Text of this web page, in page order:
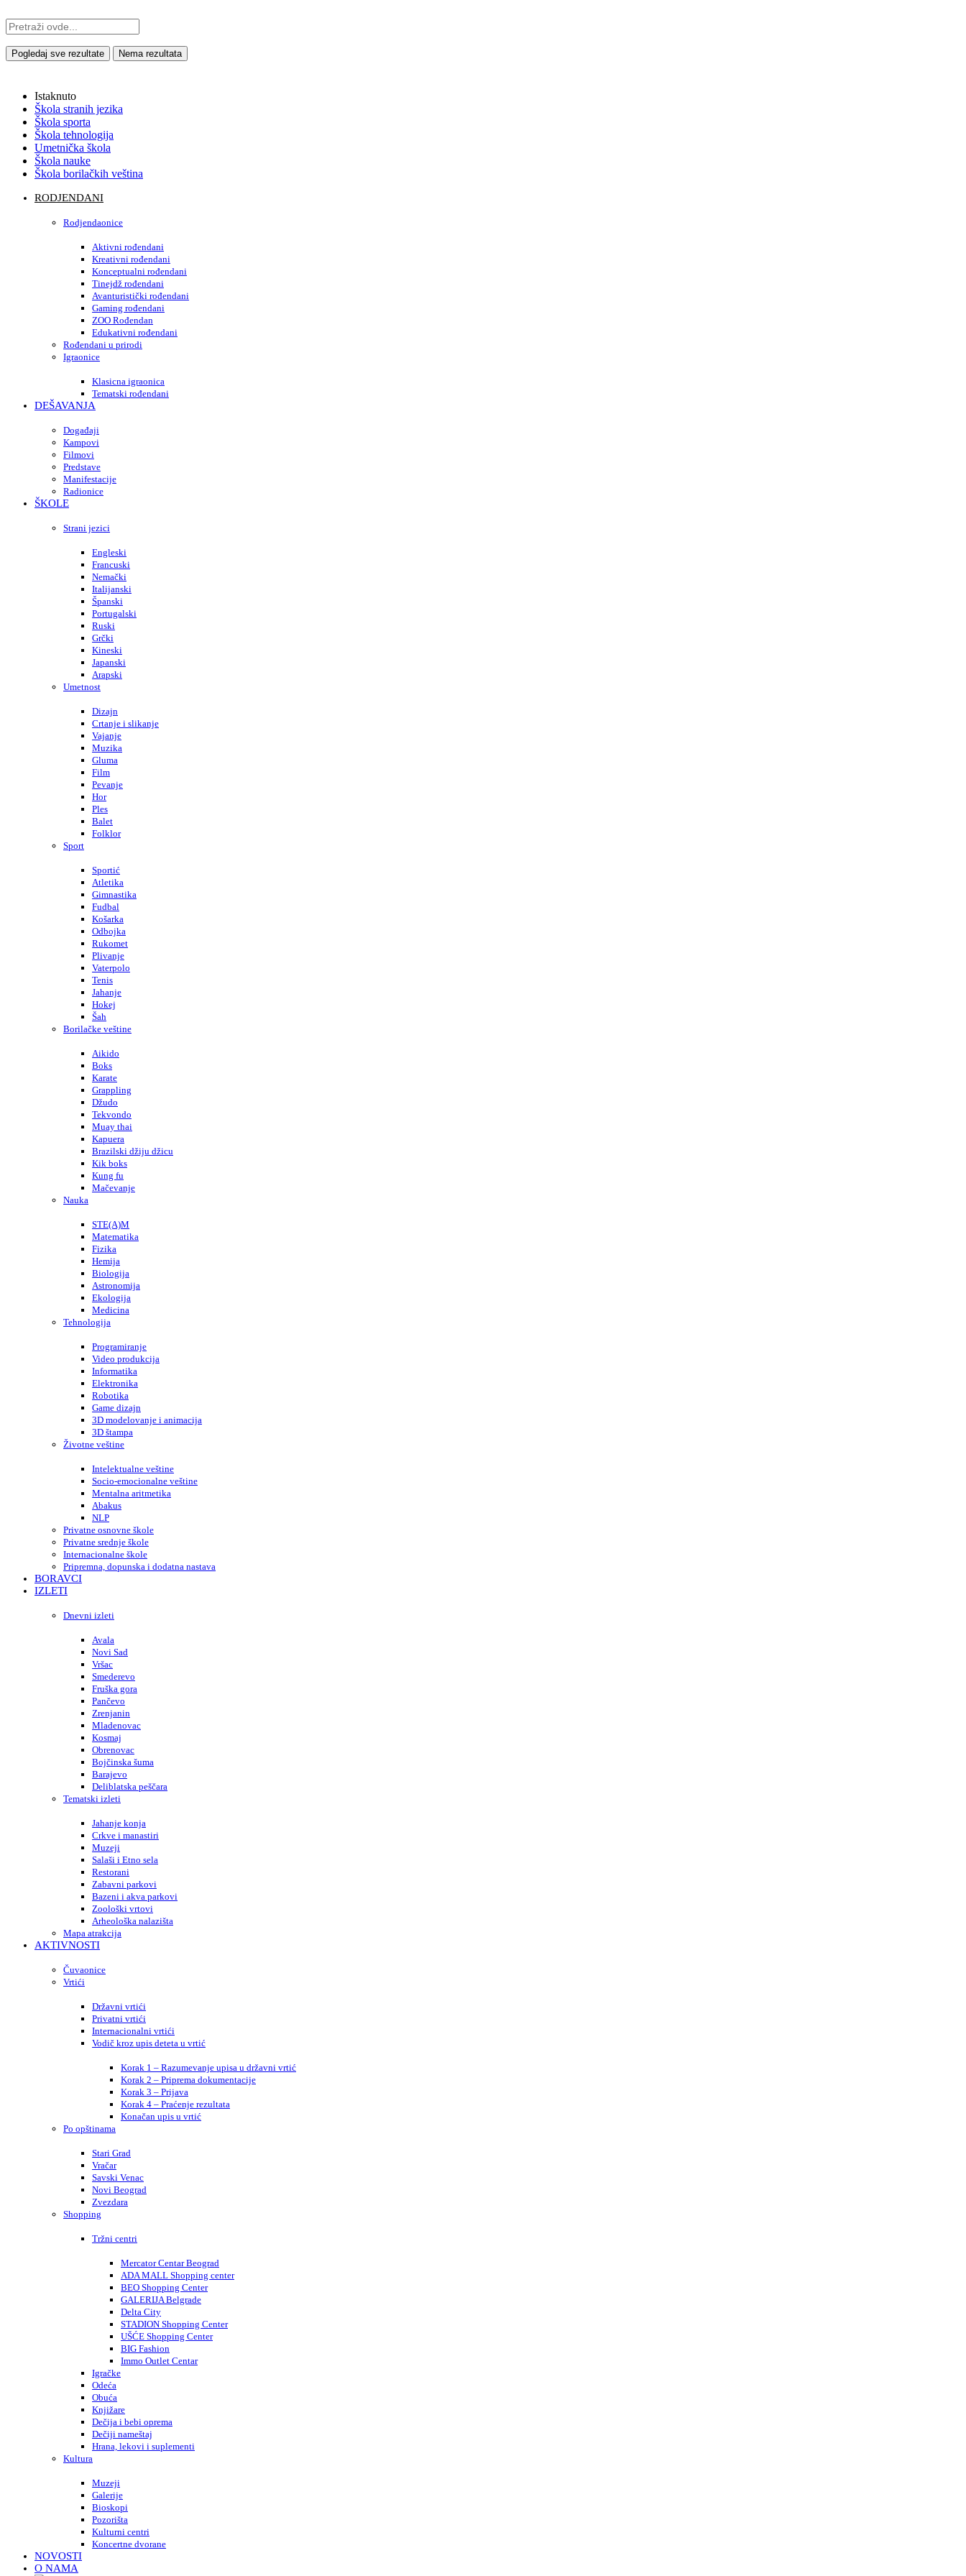
Pogledaj sve rezultate Nema rezultata
Istaknuto
Škola stranih jezika
Škola sporta
Škola tehnologija
Umetnička škola
Škola nauke
Škola borilačkih veština
RODJENDANI
Rodjendaonice
Aktivni rođendani
Kreativni rođendani
Konceptualni rođendani
Tinejdž rođendani
Avanturistički rođendani
Gaming rođendani
ZOO Rođendan
Edukativni rođendani
Rođendani u prirodi
Igraonice
Klasicna igraonica
Tematski rođendani
DEŠAVANJA
Događaji
Kampovi
Filmovi
Predstave
Manifestacije
Radionice
ŠKOLE
Strani jezici
Engleski
Francuski
Nemački
Italijanski
Španski
Portugalski
Ruski
Grčki
Kineski
Japanski
Arapski
Umetnost
Dizajn
Crtanje i slikanje
Vajanje
Muzika
Gluma
Film
Pevanje
Hor
Ples
Balet
Folklor
Sport
Sportić
Atletika
Gimnastika
Fudbal
Košarka
Odbojka
Rukomet
Plivanje
Vaterpolo
Tenis
Jahanje
Hokej
Šah
Borilačke veštine
Aikido
Boks
Karate
Grappling
Džudo
Tekvondo
Muay thai
Kapuera
Brazilski džiju džicu
Kik boks
Kung fu
Mačevanje
Nauka
STE(A)M
Matematika
Fizika
Hemija
Biologija
Astronomija
Ekologija
Medicina
Tehnologija
Programiranje
Video produkcija
Informatika
Elektronika
Robotika
Game dizajn
3D modelovanje i animacija
3D štampa
Životne veštine
Intelektualne veštine
Socio-emocionalne veštine
Mentalna aritmetika
Abakus
NLP
Privatne osnovne škole
Privatne srednje škole
Internacionalne škole
Pripremna, dopunska i dodatna nastava
BORAVCI
IZLETI
Dnevni izleti
Avala
Novi Sad
Vršac
Smederevo
Fruška gora
Pančevo
Zrenjanin
Mladenovac
Kosmaj
Obrenovac
Bojčinska šuma
Barajevo
Deliblatska peščara
Tematski izleti
Jahanje konja
Crkve i manastiri
Muzeji
Salaši i Etno sela
Restorani
Zabavni parkovi
Bazeni i akva parkovi
Zoološki vrtovi
Arheološka nalazišta
Mapa atrakcija
AKTIVNOSTI
Čuvaonice
Vrtići
Državni vrtići
Privatni vrtići
Internacionalni vrtići
Vodič kroz upis deteta u vrtić
Korak 1 – Razumevanje upisa u državni vrtić
Korak 2 – Priprema dokumentacije
Korak 3 – Prijava
Korak 4 – Praćenje rezultata
Konačan upis u vrtić
Po opštinama
Stari Grad
Vračar
Savski Venac
Novi Beograd
Zvezdara
Shopping
Tržni centri
Mercator Centar Beograd
ADA MALL Shopping center
BEO Shopping Center
GALERIJA Belgrade
Delta City
STADION Shopping Center
UŠĆE Shopping Center
BIG Fashion
Immo Outlet Centar
Igračke
Odeća
Obuća
Knjižare
Dečija i bebi oprema
Dečiji nameštaj
Hrana, lekovi i suplementi
Kultura
Muzeji
Galerije
Bioskopi
Pozorišta
Kulturni centri
Koncertne dvorane
NOVOSTI
O NAMA